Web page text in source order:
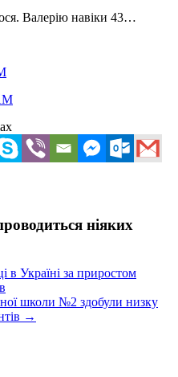
Валерію навіки 43…
ніяких
Україні за приростом
школи №2 здобули низку
→